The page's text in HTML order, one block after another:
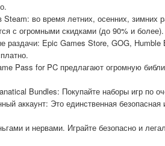
во время летних, осенних, зимних
с огромными скидками (до 90% и более).
раздачи: Epic Games Store, GOG,
Pass for PC предлагают огромную
Bundles: Покупайте наборы игр по
аккаунт: Это единственная безопасная
и нервами. Играйте безопасно и